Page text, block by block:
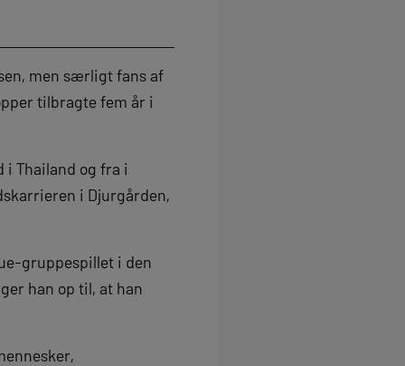
men særligt fans af
tilbragte fem år i
i Thailand og fra i
i Djurgården,
gruppespillet i den
han op til, at han